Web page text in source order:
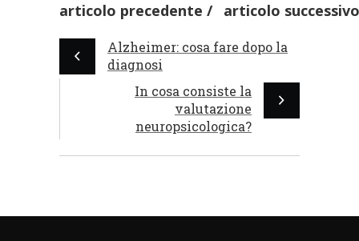
articolo precedente articolo successivo
Alzheimer: cosa fare dopo la
diagnosi
In cosa consiste la
valutazione
neuropsicologica?